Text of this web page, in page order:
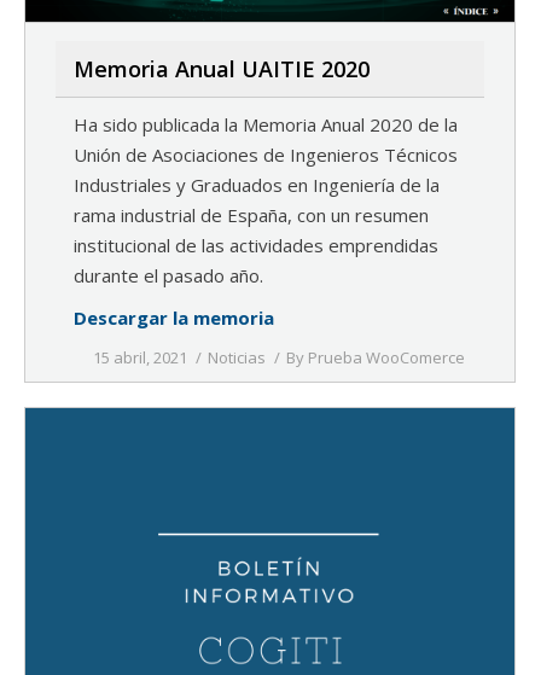
Memoria Anual UAITIE 2020
Ha sido publicada la Memoria Anual 2020 de la
Unión de Asociaciones de Ingenieros Técnicos
Industriales y Graduados en Ingeniería de la
rama industrial de España, con un resumen
institucional de las actividades emprendidas
durante el pasado año.
Descargar la memoria
15 abril, 2021 Noticias By Prueba WooComerce